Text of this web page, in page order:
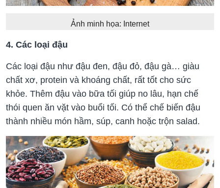
Ảnh minh họa: Internet
4. Các loại đậu
Các loại đậu như đậu đen, đậu đỏ, đậu gà… giàu
chất xơ, protein và khoáng chất, rất tốt cho sức
khỏe. Thêm đậu vào bữa tối giúp no lâu, hạn chế
thói quen ăn vặt vào buổi tối. Có thể chế biến đậu
thành nhiều món hầm, súp, canh hoặc trộn salad.